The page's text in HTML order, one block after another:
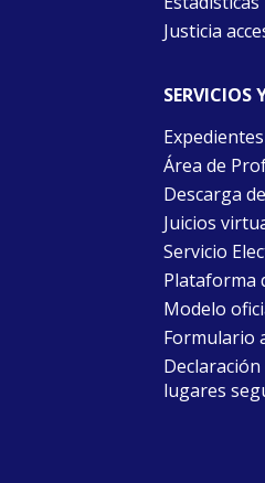
Justicia
SERVICIOS
Área de
Descarga
Juicios
Servicio
Plataforma
Modelo
Formulario
lugares